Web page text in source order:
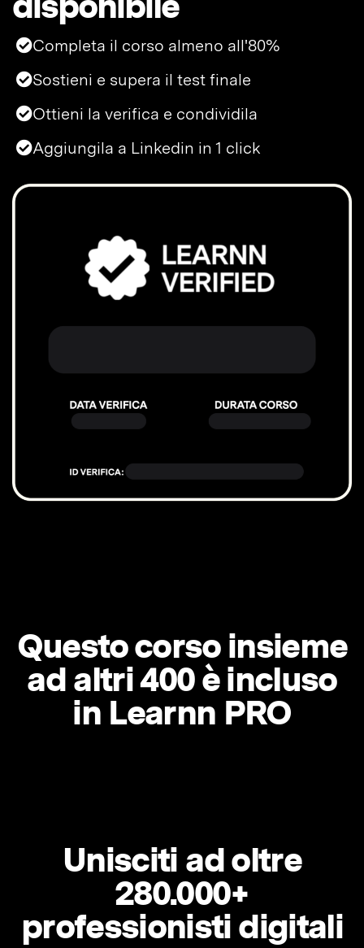
Completa il corso almeno all'80%
Sostieni e supera il test finale
Ottieni la verifica e condividila
Aggiungila a Linkedin in 1 click
Questo corso insieme
ad altri 400 è incluso
in Learnn PRO
Unisciti ad oltre
280.000+
professionisti digitali